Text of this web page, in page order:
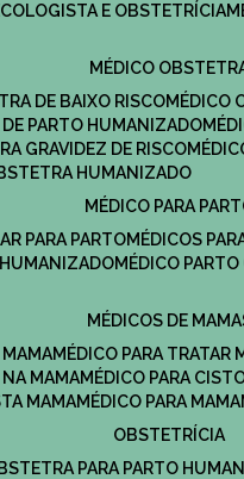
E OBSTETRÍCIA
MÉDICO
DE BAIXO RISCO
DE PARTO HUMANIZADO
GRAVIDEZ DE RISCO
HUMANIZADO
MÉDICO PARA
PARA PARTO MÉDICOS
HUMANIZADO MÉDICO
MÉDICOS DE
MAMA MÉDICO PARA TRATAR
NA MAMA MÉDICO PARA
MAMA MÉDICO PARA MAMA
OBSTETRÍCIA
PARA PARTO